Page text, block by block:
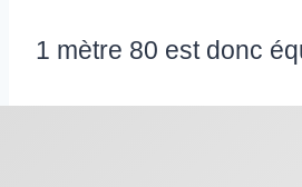
1 mètre 80 est donc